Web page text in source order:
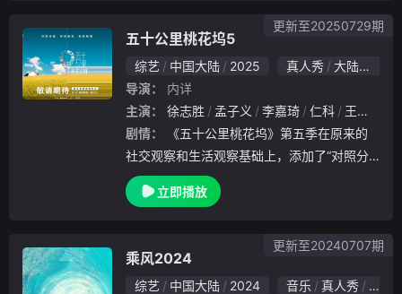
五十公里桃花坞5
综艺 中国大陆 2025 真人秀
大陆综艺
导演：
内详
主演：
徐志胜 孟子义 李嘉琦 仁科 王子奇
剧情：
社交观察和生活观察基础上，添加了“对照分
组、关系裂变、极致场景”等创新元素。
立即播放
更新至20250729期
乘风2024
综艺 中国大陆 2024 音乐 真人秀
大陆
更新至20240707期